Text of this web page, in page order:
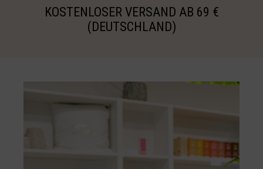
KOSTENLOSER VERSAND AB 69 €
(DEUTSCHLAND)